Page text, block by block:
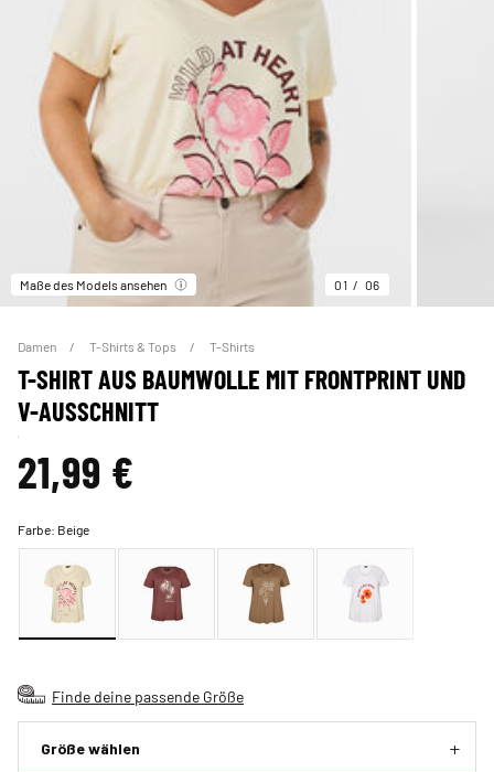
Maße des Models ansehen 01 06
Damen T-Shirts & Tops T-Shirts
T-SHIRT AUS BAUMWOLLE MIT FRONTPRINT UND
V-AUSSCHNITT
21,99 €
Farbe: Beige
Finde deine passende Größe
Größe wählen